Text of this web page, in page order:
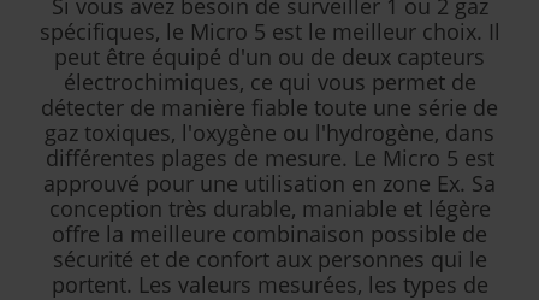
Si vous avez besoin de surveiller 1 ou 2 gaz
spécifiques, le Micro 5 est le meilleur choix. Il
peut être équipé d'un ou de deux capteurs
électrochimiques, ce qui vous permet de
détecter de manière fiable toute une série de
gaz toxiques, l'oxygène ou l'hydrogène, dans
différentes plages de mesure. Le Micro 5 est
approuvé pour une utilisation en zone Ex. Sa
conception très durable, maniable et légère
offre la meilleure combinaison possible de
sécurité et de confort aux personnes qui le
portent. Les valeurs mesurées, les types de